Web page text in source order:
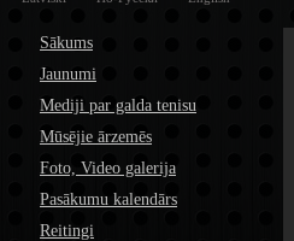
Sākums
Jaunumi
Mediji par galda tenisu
Mūsējie ārzemēs
Foto, Video galerija
Pasākumu kalendārs
Reitingi